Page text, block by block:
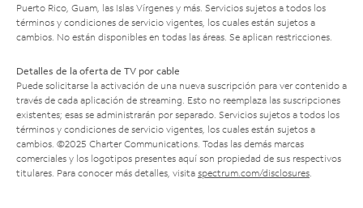
Puerto Rico, Guam, las Islas Vírgenes y más. Servicios sujetos a todos los
términos y condiciones de servicio vigentes, los cuales están sujetos a
cambios. No están disponibles en todas las áreas. Se aplican restricciones.
Detalles de la oferta de TV por cable
Puede solicitarse la activación de una nueva suscripción para ver contenido a
través de cada aplicación de streaming. Esto no reemplaza las suscripciones
existentes; esas se administrarán por separado. Servicios sujetos a todos los
términos y condiciones de servicio vigentes, los cuales están sujetos a
cambios. ©2025 Charter Communications. Todas las demás marcas
comerciales y los logotipos presentes aquí son propiedad de sus respectivos
titulares. Para conocer más detalles, visita spectrum.com/disclosures